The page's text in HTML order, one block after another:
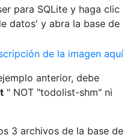
para SQLite y haga clic
datos' y abra la base de
anterior, debe
" NOT "todolist-shm" ni
3 archivos de la base de